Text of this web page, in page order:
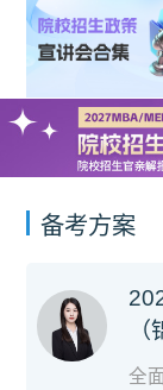
备考方案
全